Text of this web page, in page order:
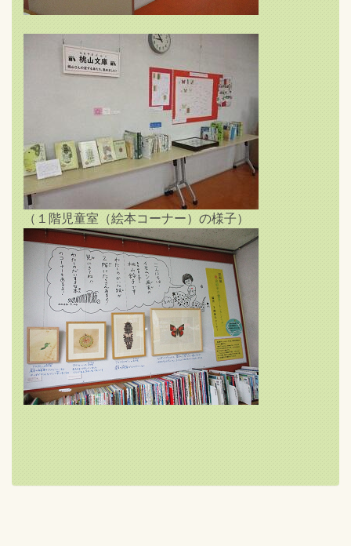
（１階児童室（絵本コーナー）の様子）